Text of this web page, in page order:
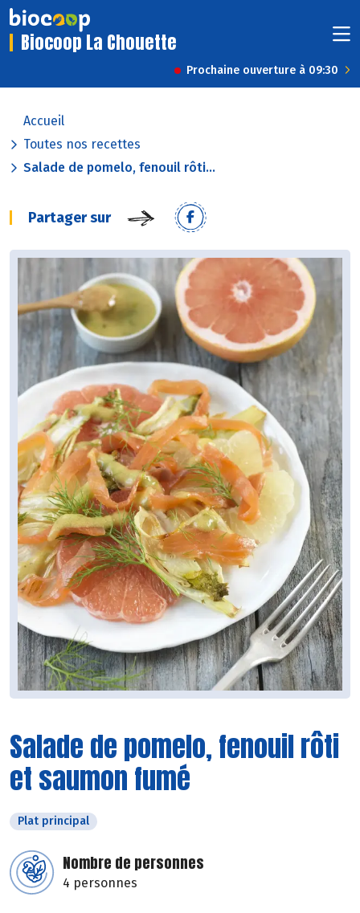
Biocoop La Chouette
Prochaine ouverture à 09:30
Accueil
Toutes nos recettes
Salade de pomelo, fenouil rôti...
Partager sur
Salade de pomelo, fenouil rôti
et saumon fumé
Plat principal
Nombre de personnes
4 personnes